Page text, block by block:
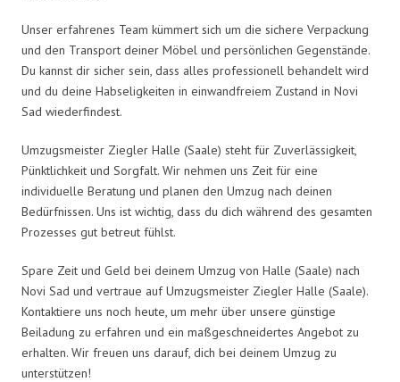
Unser erfahrenes Team kümmert sich um die sichere Verpackung
und den Transport deiner Möbel und persönlichen Gegenstände.
Du kannst dir sicher sein, dass alles professionell behandelt wird
und du deine Habseligkeiten in einwandfreiem Zustand in Novi
Sad wiederfindest.
Umzugsmeister Ziegler Halle (Saale) steht für Zuverlässigkeit,
Pünktlichkeit und Sorgfalt. Wir nehmen uns Zeit für eine
individuelle Beratung und planen den Umzug nach deinen
Bedürfnissen. Uns ist wichtig, dass du dich während des gesamten
Prozesses gut betreut fühlst.
Spare Zeit und Geld bei deinem Umzug von Halle (Saale) nach
Novi Sad und vertraue auf Umzugsmeister Ziegler Halle (Saale).
Kontaktiere uns noch heute, um mehr über unsere günstige
Beiladung zu erfahren und ein maßgeschneidertes Angebot zu
erhalten. Wir freuen uns darauf, dich bei deinem Umzug zu
unterstützen!